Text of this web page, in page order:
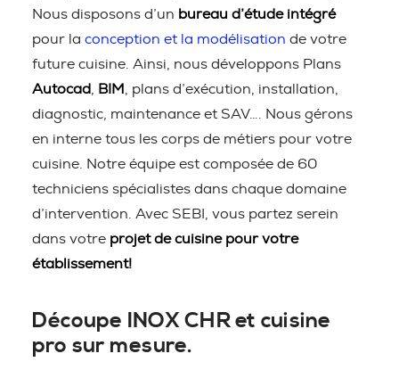
Nous disposons d’un bureau d’étude intégré
pour la conception et la modélisation de votre
future cuisine. Ainsi, nous développons Plans
Autocad
BIM
, plans d’exécution, installation,
diagnostic, maintenance et SAV…. Nous gérons
en interne tous les corps de métiers pour votre
cuisine. Notre équipe est composée de 60
techniciens spécialistes dans chaque domaine
d’intervention. Avec SEBI, vous partez serein
dans votre projet de cuisine pour votre
établissement!
Découpe INOX CHR et cuisine
pro sur mesure.